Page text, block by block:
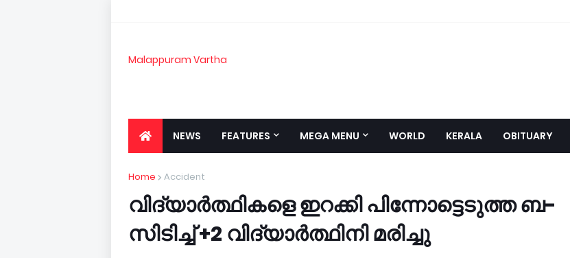
Malappuram Vartha
NEWS FEATURES MEGA MENU WORLD KERALA OBITUARY
Home Accident
വി­ദ്യാര്‍­ത്ഥിക­ളെ ഇറ­ക്കി പി­ന്നോ­ട്ടെ­ടുത്ത ബ­
സി­ടി­ച്ച് +2 വി­ദ്യാര്‍­ത്ഥിനി മ­രി­ച്ചു